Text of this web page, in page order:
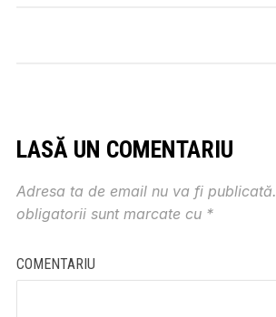
LASĂ UN COMENTARIU
Adresa ta de email nu va fi publicată.
obligatorii sunt marcate cu *
COMENTARIU